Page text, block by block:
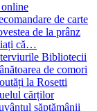
de carte
de la prânz
că…
Bibliotecii
de comori
la Rosetti
cărților
săptămânii